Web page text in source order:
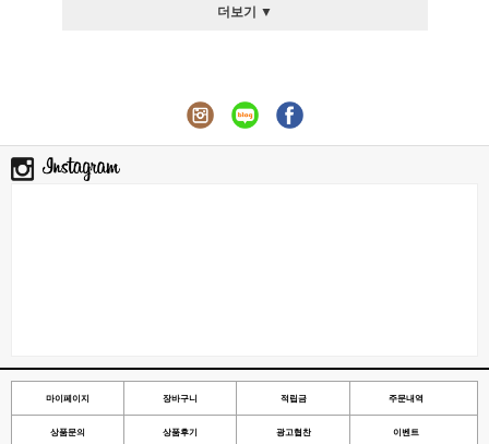
더보기 ▼
마이페이지 장바구니 적립금 주문내역
상품문의 상품후기 광고협찬 이벤트